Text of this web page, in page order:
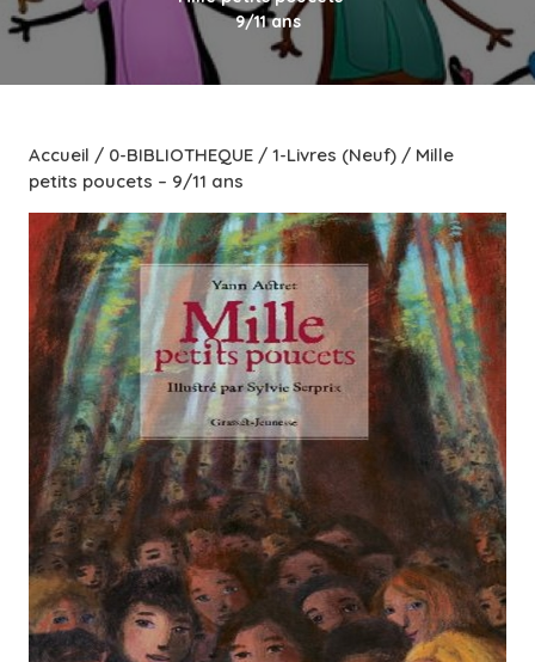
9/11 ans
Accueil / 0-BIBLIOTHEQUE / 1-Livres (Neuf) / Mille
petits poucets – 9/11 ans